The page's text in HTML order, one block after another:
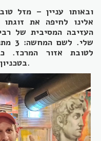
ובאותו עניין – מזל
אלינו לחיפה את
העזיבה המסיבית של
לטובת אזור המרכז.
.